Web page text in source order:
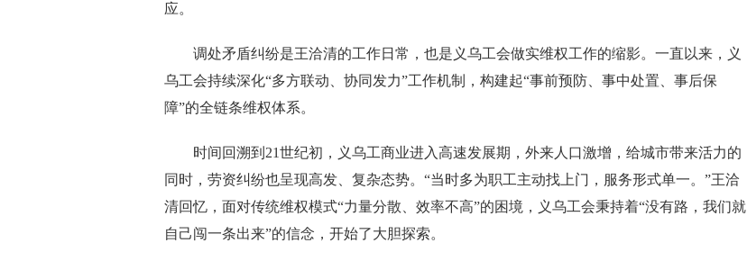
应。
调处矛盾纠纷是王洽清的工作日常，也是义乌工会做实维权工作的缩影。一直以来，义
乌工会持续深化“多方联动、协同发力”工作机制，构建起“事前预防、事中处置、事后保
障”的全链条维权体系。
时间回溯到21世纪初，义乌工商业进入高速发展期，外来人口激增，给城市带来活力的
同时，劳资纠纷也呈现高发、复杂态势。“当时多为职工主动找上门，服务形式单一。”王洽
清回忆，面对传统维权模式“力量分散、效率不高”的困境，义乌工会秉持着“没有路，我们就
自己闯一条出来”的信念，开始了大胆探索。